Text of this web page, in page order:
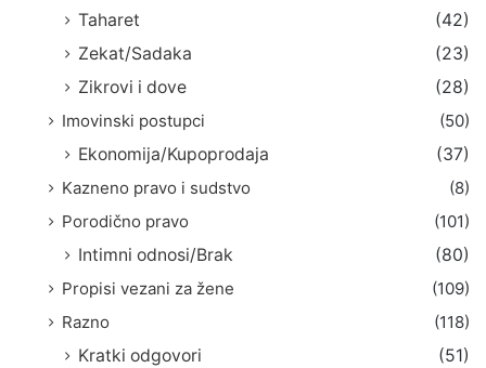
Taharet
(42)
Zekat/Sadaka
(23)
Zikrovi i dove
(28)
Imovinski postupci
(50)
Ekonomija/Kupoprodaja
(37)
Kazneno pravo i sudstvo
(8)
Porodično pravo
(101)
Intimni odnosi/Brak
(80)
Propisi vezani za žene
(109)
Razno
(118)
Kratki odgovori
(51)